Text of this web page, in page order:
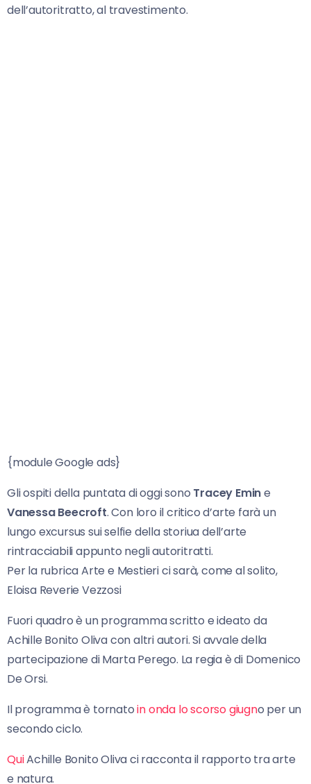
dell’autoritratto, al travestimento.
{module Google ads}
Gli ospiti della puntata di oggi sono Tracey Emine
Vanessa Beecroft. Con loro il critico d’arte farà un
lungo excursus sui selfie della storiua dell’arte
rintracciabili appunto negli autoritratti.
Per la rubrica Arte e Mestieri ci sarà, come al solito,
Eloisa Reverie Vezzosi
Fuori quadro è un programma scritto e ideato da
Achille Bonito Oliva con altri autori. Si avvale della
partecipazione di Marta Perego. La regia è di Domenico
De Orsi.
Il programma è tornatoin onda lo scorso giugno per un
secondo ciclo.
QuiAchille Bonito Oliva ci racconta il rapporto tra arte
e natura.